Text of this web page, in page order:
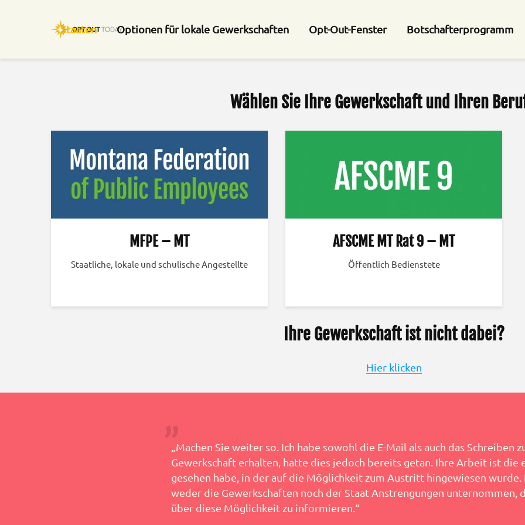
Staaten Optionen für lokale Gewerkschaften Opt-Out-Fenster Botschafterprogramm
Wählen Sie Ihre Gewerkschaft und Ihren
MFPE – MT
Staatliche, lokale und schulische Angestellte
AFSCME MT Rat 9 – MT
Öffentlich Bedienstete
Ihre Gewerkschaft ist nicht dabei?
Hier klicken
„Machen Sie weiter so. Ich habe sowohl die E-Mail als auch das Schreiben
Gewerkschaft erhalten, hatte dies jedoch bereits getan. Ihre Arbeit ist die
gesehen habe, in der auf die Möglichkeit zum Austritt hingewiesen wurde.
weder die Gewerkschaften noch der Staat Anstrengungen unternommen,
über diese Möglichkeit zu informieren.“